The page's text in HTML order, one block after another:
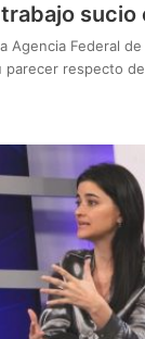
sucio
Agencia Federal
parecer respecto